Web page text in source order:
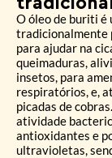
O óleo de buriti é
tradicionalmente
para ajudar na
queimaduras,
insetos, para
respiratórios, e,
picadas de
atividade
antioxidantes e
ultravioletas,